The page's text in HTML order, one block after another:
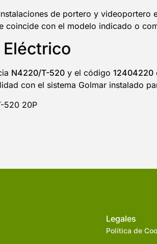
de portero y
coincide con el modelo indicado o
N4220/T-520 y el código 12404220
con el sistema Golmar instalado
520 20P
Legales
Política de